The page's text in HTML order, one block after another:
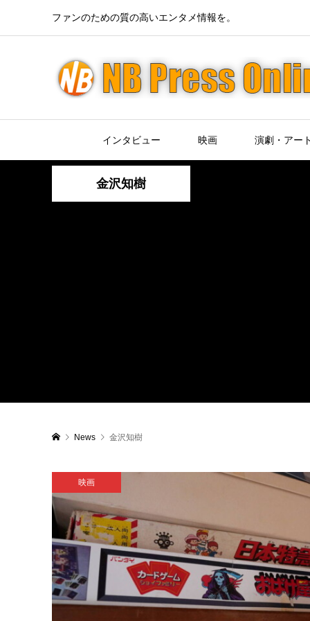
ファンのための質の高いエンタメ情報を。
インタビュー 映画 演劇・アー
金沢知樹
News 金沢知樹
映画